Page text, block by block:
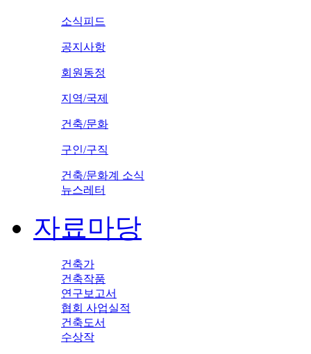
소식피드
공지사항
회원동정
지역/국제
건축/문화
구인/구직
건축/문화계 소식
뉴스레터
자료마당
건축가
건축작품
연구보고서
협회 사업실적
건축도서
수상작